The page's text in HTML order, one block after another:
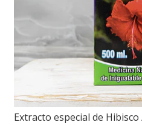
Extracto especial de Hibisco